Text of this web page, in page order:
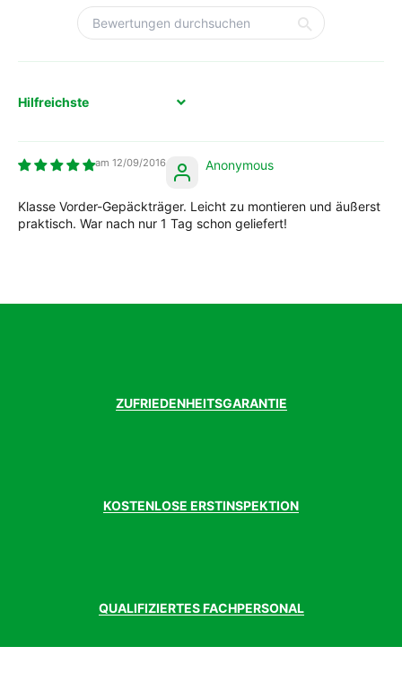
Sort by
12/09/2016 Anonymous
Klasse Vorder-Gepäckträger. Leicht zu montieren und äußerst
praktisch. War nach nur 1 Tag schon geliefert!
ZUFRIEDENHEITSGARANTIE
KOSTENLOSE ERSTINSPEKTION
QUALIFIZIERTES FACHPERSONAL